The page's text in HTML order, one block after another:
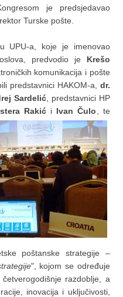
je predsjedavao
Turske pošte.
UPU-a, koje je imenovao
predvodio je Krešo
komunikacija i pošte
predstavnici HAKOM-a, dr.
Sardelić, predstavnici HP
Rakić i Ivan Čulo , te
poštanske strategije –
", kojom se određuje
razdoblje, a
inovacija i uključivosti,